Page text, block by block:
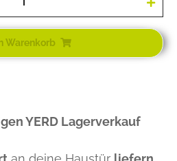
Warenkorb
YERD Lagerverkauf